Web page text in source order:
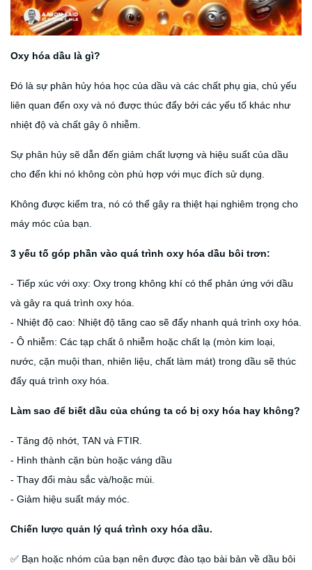
Oxy hóa dầu là gì?
Đó là sự phân hủy hóa học của dầu và các chất phụ gia, chủ yếu
liên quan đến oxy và nó được thúc đẩy bởi các yếu tố khác như
nhiệt độ và chất gây ô nhiễm.
Sự phân hủy sẽ dẫn đến giảm chất lượng và hiệu suất của dầu
cho đến khi nó không còn phù hợp với mục đích sử dụng.
Không được kiểm tra, nó có thể gây ra thiệt hại nghiêm trọng cho
máy móc của bạn.
3 yếu tố góp phần vào quá trình oxy hóa dầu bôi trơn:
- Tiếp xúc với oxy: Oxy trong không khí có thể phản ứng với dầu
và gây ra quá trình oxy hóa.
- Nhiệt độ cao: Nhiệt độ tăng cao sẽ đẩy nhanh quá trình oxy hóa.
- Ô nhiễm: Các tạp chất ô nhiễm hoặc chất lạ (mòn kim loại,
nước, cặn muội than, nhiên liệu, chất làm mát) trong dầu sẽ thúc
đẩy quá trình oxy hóa.
Làm sao để biết dầu của chúng ta có bị oxy hóa hay không?
- Tăng độ nhớt, TAN và FTIR.
- Hình thành cặn bùn hoặc váng dầu
- Thay đổi màu sắc và/hoặc mùi.
- Giảm hiệu suất máy móc.
Chiến lược quản lý quá trình oxy hóa dầu.
✅ Bạn hoặc nhóm của bạn nên được đào tạo bài bản về dầu bôi